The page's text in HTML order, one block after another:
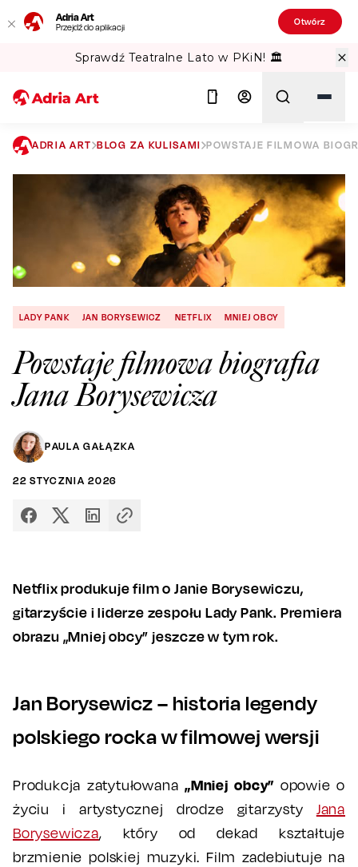
Adria Art
Przejdź do aplikacji Otwórz
Sprawdź Teatralne Lato w PKiN! 🏛️
Szukaj
ADRIA ART BLOG ZA KULISAMI POWSTAJE FILMOWA
LADY PANK JAN BORYSEWICZ NETFLIX MNIEJ OBCY
Powstaje filmowa biografia
Jana Borysewicza
PAULA GAŁĄZKA
22 STYCZNIA 2026
Netflix produkuje film o Janie Borysewiczu,
gitarzyście i liderze zespołu Lady Pank. Premiera
obrazu „Mniej obcy” jeszcze w tym rok.
Jan Borysewicz – historia legendy
polskiego rocka w filmowej wersji
Produkcja zatytułowana „Mniej obcy” opowie o
życiu i artystycznej drodze gitarzysty Jana
Borysewicza, który od dekad kształtuje
brzmienie polskiej muzyki. Film zadebiutuje na